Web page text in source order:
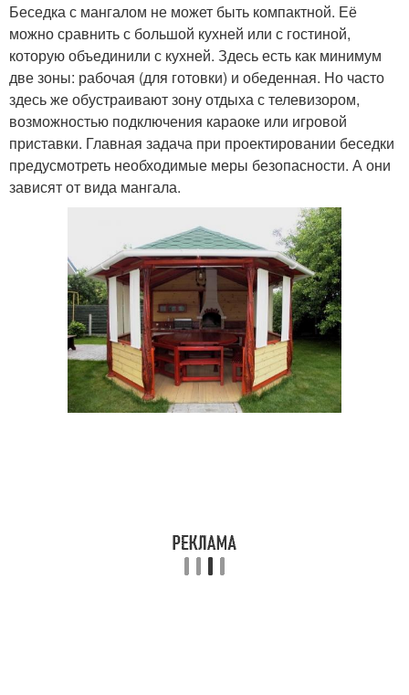
Беседка с мангалом не может быть компактной. Её
можно сравнить с большой кухней или с гостиной,
которую объединили с кухней. Здесь есть как минимум
две зоны: рабочая (для готовки) и обеденная. Но часто
здесь же обустраивают зону отдыха с телевизором,
возможностью подключения караоке или игровой
приставки. Главная задача при проектировании беседки
предусмотреть необходимые меры безопасности. А они
зависят от вида мангала.